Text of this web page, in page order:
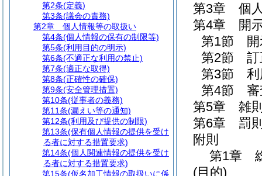
第3章
個
第4章
開
第1節
第2節
第3節
第4節
第5章
雑
第6章
罰
附則
第1章
(目的)
第2条(定義)
第3条(議会の責務)
第2章
個人情報等の取扱い
第4条(個人情報の保有の制限等)
第5条(利用目的の明示)
第6条(不適正な利用の禁止)
第7条(適正な取得)
第8条(正確性の確保)
第9条(安全管理措置)
第10条(従事者の義務)
第11条(漏えい等の通知)
第12条(利用及び提供の制限)
第13条(保有個人情報の提供を受け
る者に対する措置要求)
第14条(個人関連情報の提供を受け
る者に対する措置要求)
第15条(仮名加工情報の取扱いに係